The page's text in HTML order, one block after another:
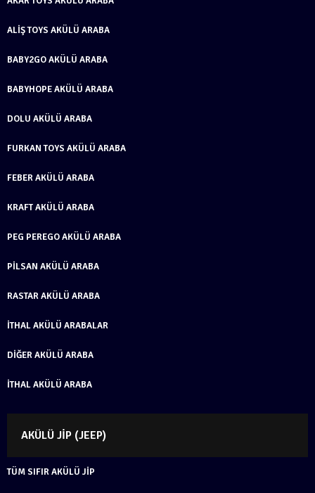
ALIŞ TOYS AKÜLÜ ARABA
BABY2GO AKÜLÜ ARABA
BABYHOPE AKÜLÜ ARABA
DOLU AKÜLÜ ARABA
FURKAN TOYS AKÜLÜ ARABA
FEBER AKÜLÜ ARABA
KRAFT AKÜLÜ ARABA
PEG PEREGO AKÜLÜ ARABA
PILSAN AKÜLÜ ARABA
RASTAR AKÜLÜ ARABA
İTHAL AKÜLÜ ARABALAR
DIĞER AKÜLÜ ARABA
İTHAL AKÜLÜ ARABA
AKÜLÜ JIP (JEEP)
TÜM SIFIR AKÜLÜ JIP